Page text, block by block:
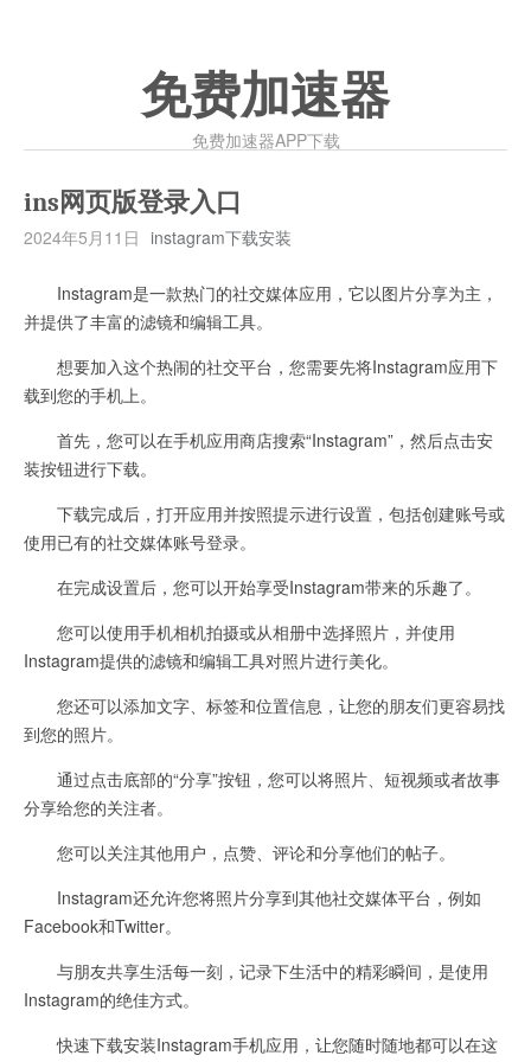
免费加速器
免费加速器APP下载
ins网页版登录入口
2024年5月11日 instagram下载安装
Instagram是一款热门的社交媒体应用，它以图片分享为主，
并提供了丰富的滤镜和编辑工具。
想要加入这个热闹的社交平台，您需要先将Instagram应用下
载到您的手机上。
首先，您可以在手机应用商店搜索“Instagram”，然后点击安
装按钮进行下载。
下载完成后，打开应用并按照提示进行设置，包括创建账号或
使用已有的社交媒体账号登录。
在完成设置后，您可以开始享受Instagram带来的乐趣了。
您可以使用手机相机拍摄或从相册中选择照片，并使用
Instagram提供的滤镜和编辑工具对照片进行美化。
您还可以添加文字、标签和位置信息，让您的朋友们更容易找
到您的照片。
通过点击底部的“分享”按钮，您可以将照片、短视频或者故事
分享给您的关注者。
您可以关注其他用户，点赞、评论和分享他们的帖子。
Instagram还允许您将照片分享到其他社交媒体平台，例如
Facebook和Twitter。
与朋友共享生活每一刻，记录下生活中的精彩瞬间，是使用
Instagram的绝佳方式。
快速下载安装Instagram手机应用，让您随时随地都可以在这